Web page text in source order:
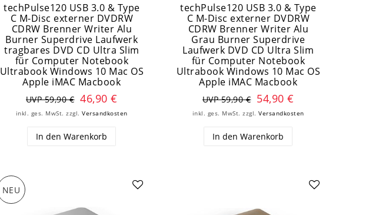
techPulse120 USB 3.0 & Type
C M-Disc externer DVDRW
CDRW Brenner Writer Alu
Burner Superdrive Laufwerk
tragbares DVD CD Ultra Slim
für Computer Notebook
Ultrabook Windows 10 Mac OS
Apple iMAC Macbook
UVP 59,90 € 46,90 €
inkl. ges. MwSt. zzgl.Versandkosten
In den Warenkorb
techPulse120 USB 3.0 & Type
C M-Disc externer DVDRW
CDRW Brenner Writer Alu
Grau Burner Superdrive
Laufwerk DVD CD Ultra Slim
für Computer Notebook
Ultrabook Windows 10 Mac OS
Apple iMAC Macbook
UVP 59,90 € 54,90 €
inkl. ges. MwSt. zzgl.Versandkosten
In den Warenkorb
NEU